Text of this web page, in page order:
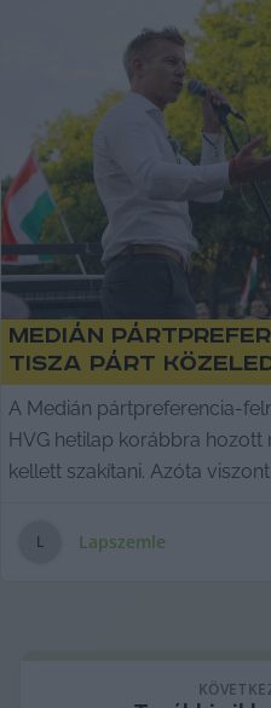
Medián
Tisza Párt
A Medián pártpreferencia-
HVG hetilap korábbra
kellett szakítani. Azóta
L Lapszemle